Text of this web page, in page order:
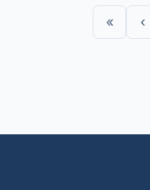
« ‹